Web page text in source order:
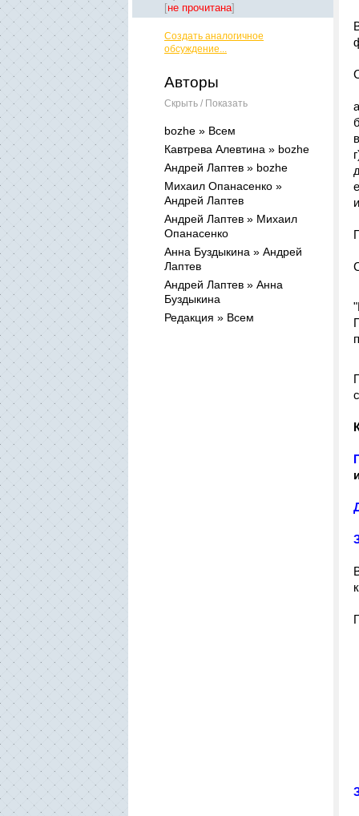
[не прочитана]
Создать аналогичное
обсуждение...
Авторы
Скрыть / Показать
bozhe » Всем
Кавтрева Алевтина » bozhe
Андрей Лаптев » bozhe
Михаил Опанасенко »
Андрей Лаптев
Андрей Лаптев » Михаил
Опанасенко
Анна Буздыкина » Андрей
Лаптев
Андрей Лаптев » Анна
Буздыкина
Редакция » Всем